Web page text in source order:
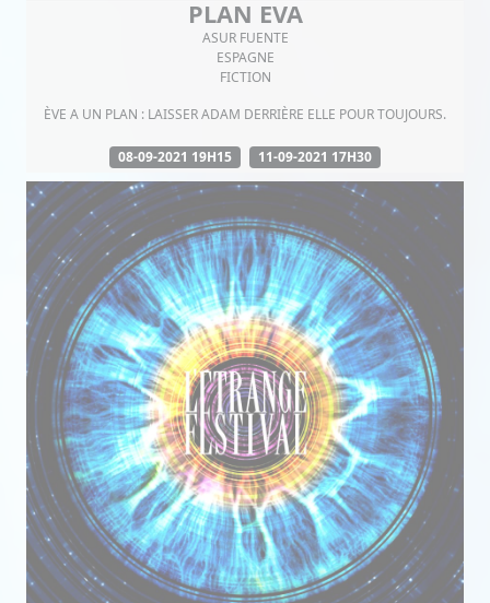
PLAN EVA
ASUR FUENTE
ESPAGNE
FICTION
ÈVE A UN PLAN : LAISSER ADAM DERRIÈRE ELLE POUR TOUJOURS.
08-09-2021 19H15 11-09-2021 17H30